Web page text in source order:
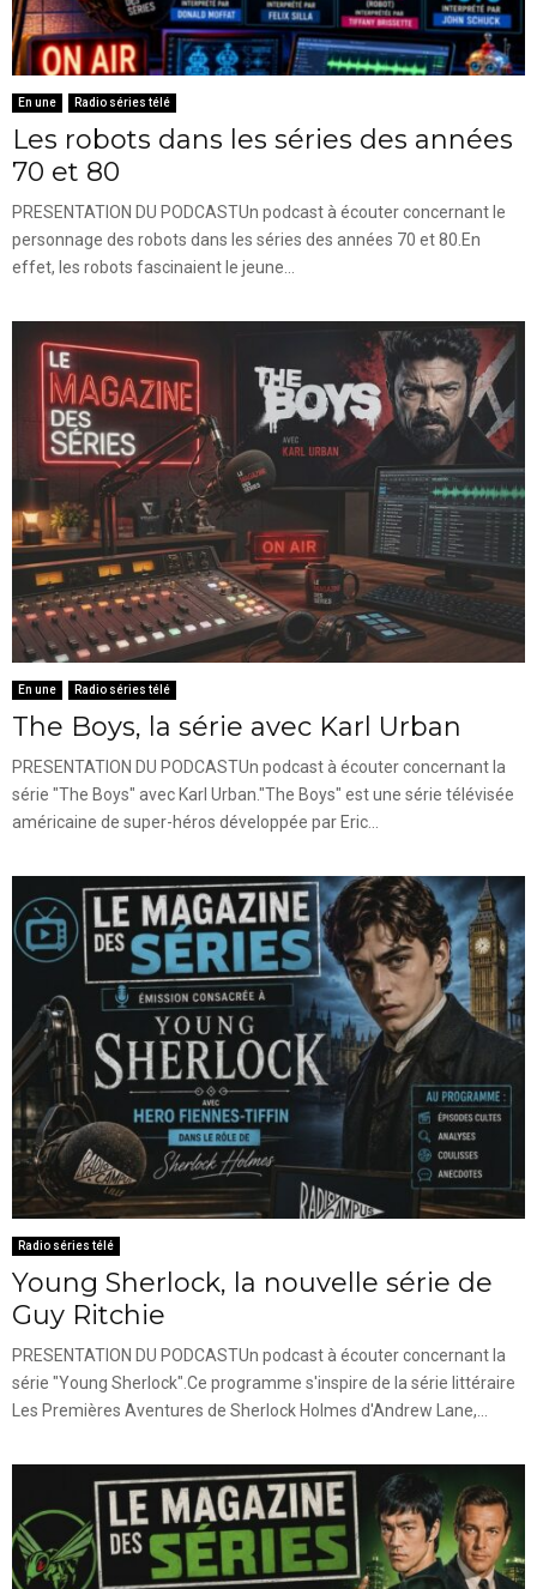
En une Radio séries télé
Les robots dans les séries des années
70 et 80
PRESENTATION DU PODCASTUn podcast à écouter concernant le
personnage des robots dans les séries des années 70 et 80.En
effet, les robots fascinaient le jeune...
En une Radio séries télé
The Boys, la série avec Karl Urban
PRESENTATION DU PODCASTUn podcast à écouter concernant la
série "The Boys" avec Karl Urban."The Boys" est une série télévisée
américaine de super-héros développée par Eric...
Radio séries télé
Young Sherlock, la nouvelle série de
Guy Ritchie
PRESENTATION DU PODCASTUn podcast à écouter concernant la
série "Young Sherlock".Ce programme s'inspire de la série littéraire
Les Premières Aventures de Sherlock Holmes d'Andrew Lane,...